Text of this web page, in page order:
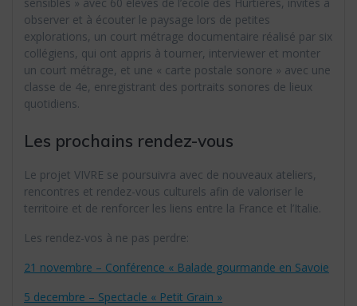
sensibles » avec 60 élèves de l’école des Hurtières, invités à
observer et à écouter le paysage lors de petites
explorations, un court métrage documentaire réalisé par six
collégiens, qui ont appris à tourner, interviewer et monter
un court métrage, et une « carte postale sonore » avec une
classe de 4e, enregistrant des portraits sonores de lieux
quotidiens.
Les prochains rendez-vous
Le projet VIVRE se poursuivra avec de nouveaux ateliers,
rencontres et rendez-vous culturels afin de valoriser le
territoire et de renforcer les liens entre la France et l’Italie.
Les rendez-vos à ne pas perdre:
21 novembre – Conférence « Balade gourmande en Savoie
5 decembre – Spectacle « Petit Grain »